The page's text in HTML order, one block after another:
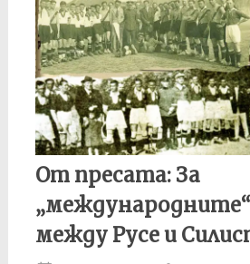
От пресата: За
между Русе и